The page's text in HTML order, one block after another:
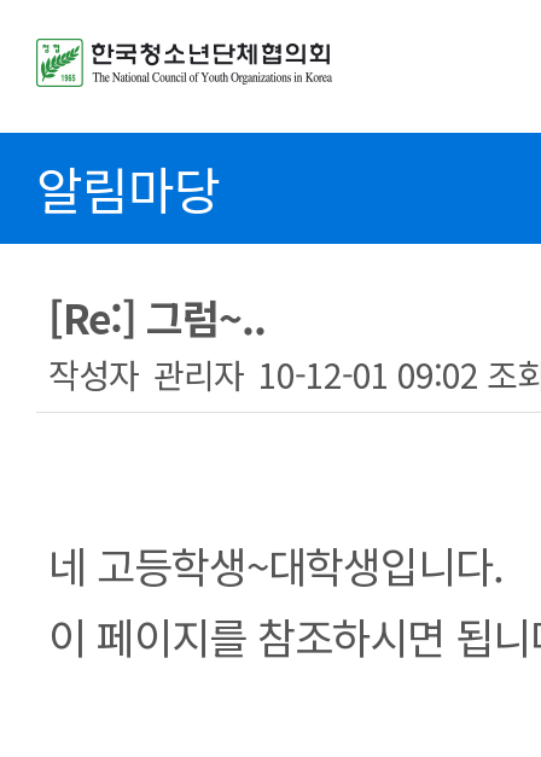
알림마당
[Re:] 그럼~..
작성자 관리자 10-12-01 09:02 조
본문
네 고등학생~대학생입니다.
이 페이지를 참조하시면 됩